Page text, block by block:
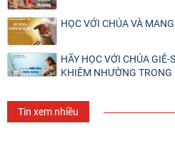
HỌC VỚI CHÚA VÀ
HÃY HỌC VỚI CHÚA
KHIÊM NHƯỜNG TRONG
Tin xem nhiều